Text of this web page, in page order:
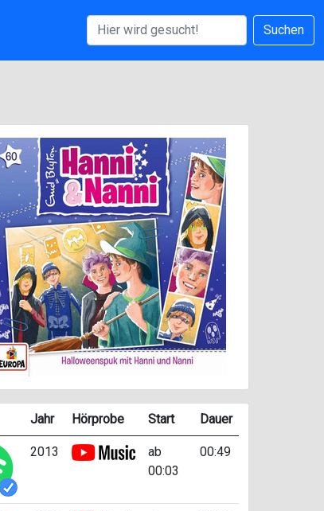
Suchen
Jahr Hörprobe Start Dauer
2013
ab
00:03
00:49